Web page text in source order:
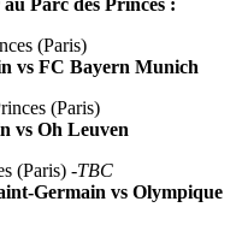
(Paris)
vs FC Bayern Munich
(Paris)
vs Oh Leuven
(Paris) -TBC
Germain vs Olympique